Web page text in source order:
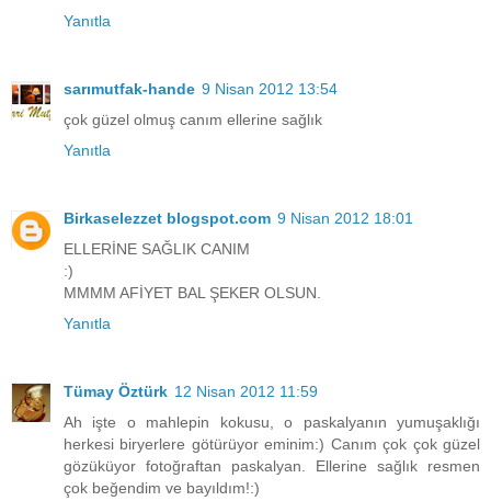
Yanıtla
sarımutfak-hande 9 Nisan 2012 13:54
çok güzel olmuş canım ellerine sağlık
Yanıtla
Birkaselezzet blogspot.com 9 Nisan 2012 18:01
ELLERİNE SAĞLIK CANIM
:)
MMMM AFİYET BAL ŞEKER OLSUN.
Yanıtla
Tümay Öztürk 12 Nisan 2012 11:59
Ah işte o mahlepin kokusu, o paskalyanın yumuşaklığı
herkesi biryerlere götürüyor eminim:) Canım çok çok güzel
gözüküyor fotoğraftan paskalyan. Ellerine sağlık resmen
çok beğendim ve bayıldım!:)